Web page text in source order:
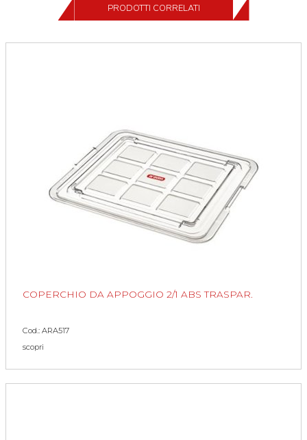
PRODOTTI CORRELATI
COPERCHIO DA APPOGGIO 2/1 ABS TRASPAR.
Cod.: ARA517
scopri